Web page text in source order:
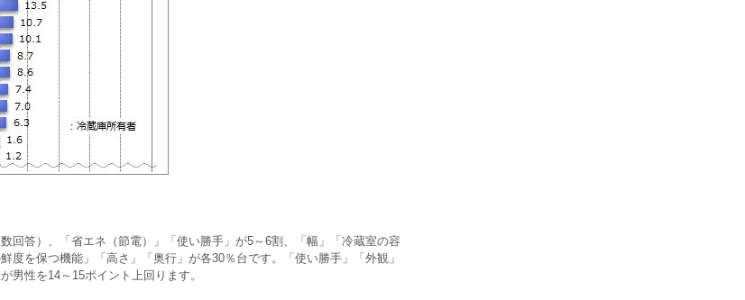
回答）、「省エネ（節電）」「使い勝手」が5～6割、「幅」「冷蔵室の容
度を保つ機能」「高さ」「奥行」が各30％台です。「使い勝手」「外観」
男性を14～15ポイント上回ります。